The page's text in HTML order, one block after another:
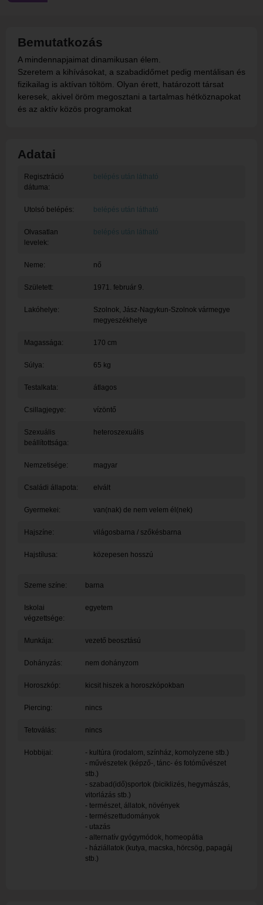
Bemutatkozás
A mindennapjaimat dinamikusan élem.
Szeretem a kihívásokat, a szabadidőmet pedig mentálisan és
fizikailag is aktívan töltöm. Olyan érett, határozott társat
keresek, akivel öröm megosztani a tartalmas hétköznapokat
és az aktív közös programokat
Adatai
Regisztráció
dátuma:
belépés után látható
Utolsó belépés: belépés után látható
Olvasatlan
levelek:
belépés után látható
Neme: nő
Született: 1971. február 9.
Lakóhelye: Szolnok, Jász-Nagykun-Szolnok vármegye
megyeszékhelye
Magassága: 170 cm
Súlya: 65 kg
Testalkata: átlagos
Csillagjegye: vízöntő
Szexuális
beállítottsága:
heteroszexuális
Nemzetisége: magyar
Családi állapota: elvált
Gyermekei: van(nak) de nem velem él(nek)
Hajszíne: világosbarna / szőkésbarna
Hajstílusa: közepesen hosszú
Szeme színe: barna
Iskolai
végzettsége:
egyetem
Munkája: vezető beosztású
Dohányzás: nem dohányzom
Horoszkóp: kicsit hiszek a horoszkópokban
Piercing: nincs
Tetoválás: nincs
Hobbijai:
- kultúra (irodalom, színház, komolyzene stb.)
- művészetek (képző-, tánc- és fotóművészet
stb.)
- szabad(idő)sportok (biciklizés, hegymászás,
vitorlázás stb.)
- természet, állatok, növények
- természettudományok
- utazás
- alternatív gyógymódok, homeopátia
- háziállatok (kutya, macska, hörcsög, papagáj
stb.)